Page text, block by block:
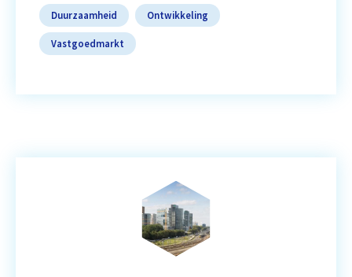
Duurzaamheid Ontwikkeling
Vastgoedmarkt